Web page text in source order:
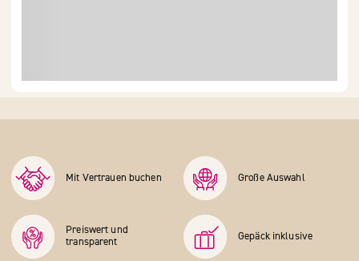
Mit Vertrauen buchen Große Auswahl
Preiswert und
transparent
Gepäck inklusive